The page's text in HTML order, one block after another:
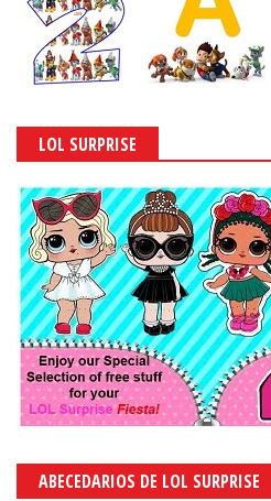
LOL SURPRISE
ABECEDARIOS DE LOL SURPRISE